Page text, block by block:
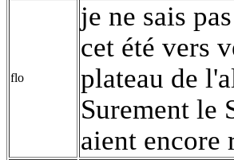
flo
je ne sais
cet été vers
plateau de
Surement le
aient encore